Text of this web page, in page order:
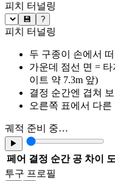
피치 터널링
💾 ?
피치 터널링
두 구종이 손에서
가운데 점선 면 =
이트 약 7.3m 앞)
결정 순간엔 겹쳐
오른쪽 표에서 다
궤적 준비 중…
▶
페어 결정 순간 공 차이
투구 프로필